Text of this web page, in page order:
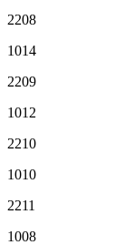
2208
1014
2209
1012
2210
1010
2211
1008